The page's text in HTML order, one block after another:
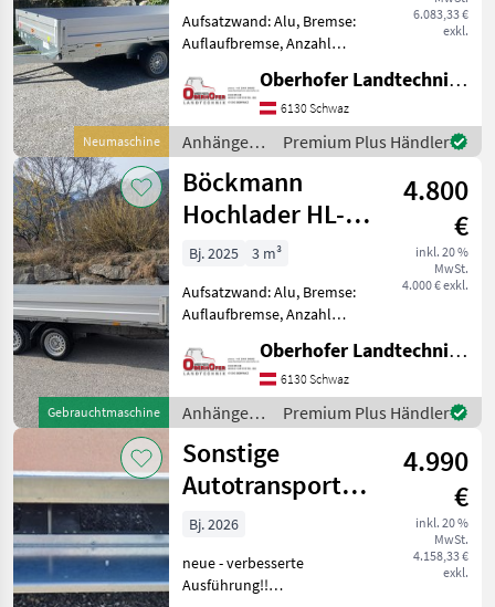
Neumaschine
mit Schienen
6.083,33 €
exkl.
Aufsatzwand: Alu, Bremse:
Auflaufbremse, Anzahl
Bordwand: Alu,
Typenschein, Verzurröse,
Verladerampe Hochlader
HL-AL 4121/35 F Innenmaße
: 4140, 00x2
Oberhofer Landtechnik GmbH
6130 Schwaz
Anhänger /
Böckmann
Premium Plus Händler
Gebrauchtmaschine
Böckmann
Hochlader HL-AL
4118/35F 3500kg
4.800
€
inkl. 20 %
MwSt.
4.000 € exkl.
Bj. 2025
3 m³
Aufsatzwand: Alu, Bremse:
Auflaufbremse, Anzahl
Bordwand: Alu,
Typenschein, Verzurröse
Hochlader HL-AL 4118/35 F
Erstzulassung: 03.01.2025
Inne
Oberhofer Landtechnik GmbH
6130 Schwaz
Anhänger /
Böckmann
Premium Plus Händler
Sonstige
Autotransporter,
Fahrzeugtransporter,
Plateauanh
4.990
€
inkl. 20 %
MwSt.
4.158,33 €
exkl.
Bj. 2026
neue - verbesserte
Ausführung!!